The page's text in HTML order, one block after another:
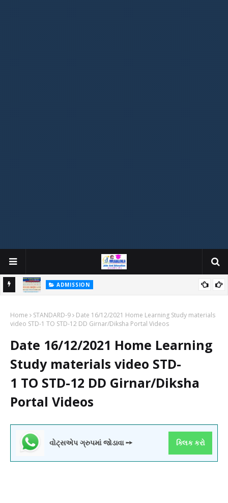
ADMISSION
GUJARAT COMMON ADMISSION SERVICE WEBSITE PORTAL
Home STANDARD-9
Date 16/12/2021 Home Learning Study materials
video STD-1 TO STD-12 DD Girnar/Diksha Portal Videos
Date 16/12/2021 Home Learning
Study materials video STD-
1 TO STD-12 DD Girnar/Diksha
Portal Videos
વોટ્સએપ ગ્રુપમાં જોડાવા ➙ ક્લિક કરો